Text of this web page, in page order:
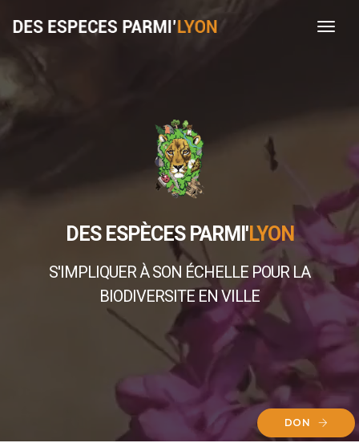
DES ESPÈCES PARMI'LYON
S'IMPLIQUER À SON ÉCHELLE POUR LA
BIODIVERSITE EN VILLE
DON